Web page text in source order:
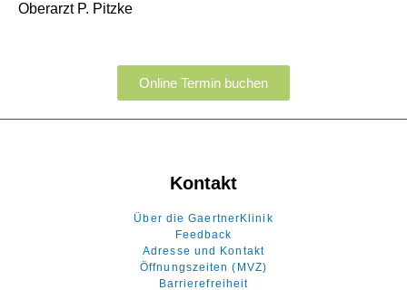
Oberarzt P. Pitzke
Online Termin buchen
Kontakt
Über die GaertnerKlinik
Feedback
Adresse und Kontakt
Öffnungszeiten (MVZ)
Barrierefreiheit